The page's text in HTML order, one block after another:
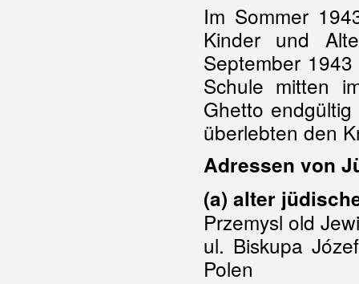
Im Sommer
Kinder und
September
Schule mitten
Ghetto
überlebten den
Adressen von
(a) alter
Przemysl old
ul. Biskupa
Polen